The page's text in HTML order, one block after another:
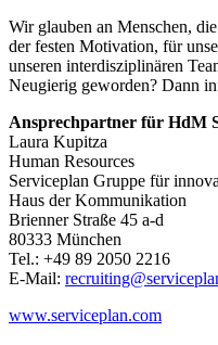
Wir glauben an Menschen,
der festen Motivation, für
unseren interdisziplinären
Neugierig geworden? Dann
Ansprechpartner für HdM
Laura Kupitza
Human Resources
Serviceplan Gruppe für
Haus der Kommunikation
Brienner Straße 45 a-d
80333 München
Tel.: +49 89 2050 2216
E-Mail:
www.serviceplan.com